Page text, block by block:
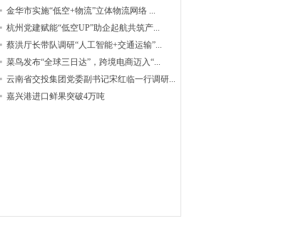
金华市实施“低空+物流”立体物流网络 ...
杭州党建赋能“低空UP”助企起航共筑产...
蔡洪厅长带队调研“人工智能+交通运输”...
菜鸟发布“全球三日达”，跨境电商迈入“...
云南省交投集团党委副书记宋红临一行调研...
嘉兴港进口鲜果突破4万吨